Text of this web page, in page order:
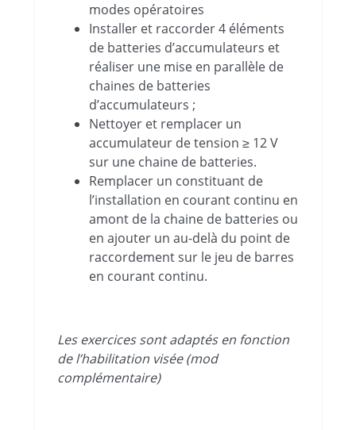
modes opératoires
Installer et raccorder 4 éléments
de batteries d’accumulateurs et
réaliser une mise en parallèle de
chaines de batteries
d’accumulateurs ;
Nettoyer et remplacer un
accumulateur de tension ≥ 12 V
sur une chaine de batteries.
Remplacer un constituant de
l’installation en courant continu en
amont de la chaine de batteries ou
en ajouter un au-delà du point de
raccordement sur le jeu de barres
en courant continu.
Les exercices sont adaptés en fonction
de l’habilitation visée (mod
complémentaire)